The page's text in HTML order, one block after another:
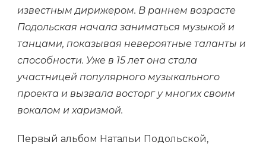
известным дирижером. В раннем возрасте
Подольская начала заниматься музыкой и
танцами, показывая невероятные таланты и
способности. Уже в 15 лет она стала
участницей популярного музыкального
проекта и вызвала восторг у многих своим
вокалом и харизмой.
Первый альбом Натальи Подольской,